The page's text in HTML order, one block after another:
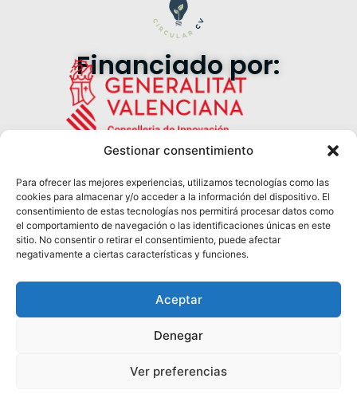
Gestionar consentimiento
Para ofrecer las mejores experiencias, utilizamos tecnologías como las
cookies para almacenar y/o acceder a la información del dispositivo. El
consentimiento de estas tecnologías nos permitirá procesar datos como
el comportamiento de navegación o las identificaciones únicas en este
sitio. No consentir o retirar el consentimiento, puede afectar
negativamente a ciertas características y funciones.
Aceptar
Denegar
Ver preferencias
Financiado por:
Síguenos en redes:
© 2025 EmprendecircularCV.
Configuración de Cookies